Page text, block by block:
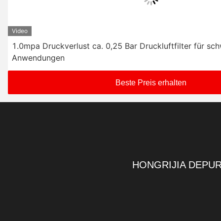
Video
1.0mpa Druckverlust ca. 0,25 Bar Druckluftfilter für
Anwendungen
Beste Preis erhalten
HONGRIJIA